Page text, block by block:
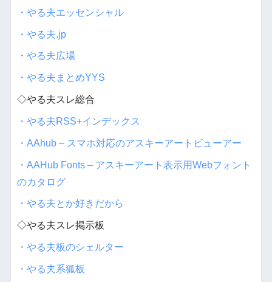
・やる夫エッセンシャル
・やる夫.jp
・やる夫広場
・やる夫まとめYYS
◇やる夫スレ総合
・やる夫RSS+インデックス
・AAhub – スマホ対応のアスキーアートビューアー
・AAHub Fonts – アスキーアート表示用Webフォント
のカタログ
・やる夫とか好きだから
◇やる夫スレ掲示板
・やる夫板のシェルター
・やる夫系狐板